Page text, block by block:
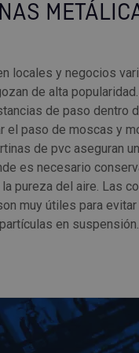
locales y negocios
de alta
de paso dentro
el paso de moscas y
de pvc aseguran
es necesario
pureza del aire. Las
muy útiles para
en suspensión.
azadas
de medición
terraza
gomas y aislantes
ajustables
Allen
neumática
y cojinetes
DIN 934
para maquinaria